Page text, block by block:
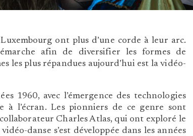
ont plus d’une corde à leur arc.
afin de diversifier les formes de
les plus répandues aujourd’hui est la vidéo-
1960, avec l’émergence des technologies
à l’écran. Les pionniers de ce genre sont
Charles Atlas, qui ont exploré le
danse s’est développée dans les années